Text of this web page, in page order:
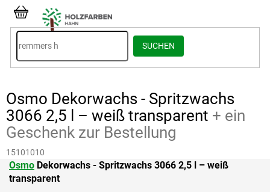
Inhalt
springen
SUCHEN
WARENKORB
Osmo Dekorwachs - Spritzwachs
3066 2,5 l – weiß transparent + ein
Geschenk zur Bestellung
15101010
Osmo Dekorwachs - Spritzwachs 3066 2,5 l – weiß
transparent